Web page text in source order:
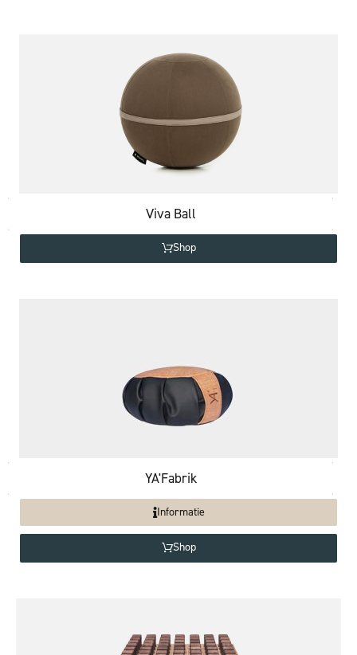
Viva Ball
Shop
YA'Fabrik
Informatie
Shop